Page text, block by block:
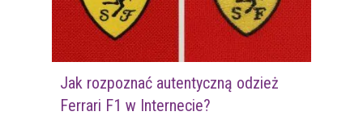
Jak rozpoznać autentyczną odzież
Ferrari F1 w Internecie?